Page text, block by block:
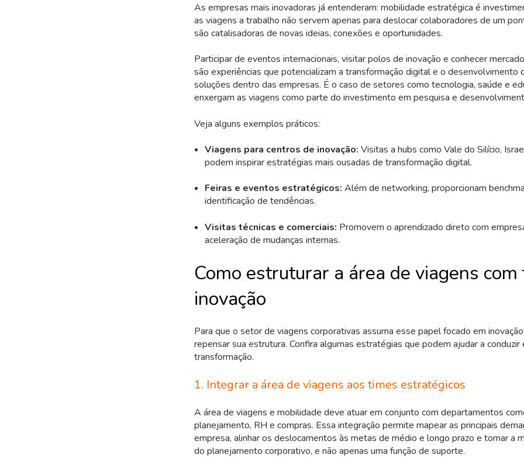
As empresas mais inovadoras já entenderam: mobilidade estratégica é
as viagens a trabalho não servem apenas para deslocar colaboradores de um
são catalisadoras de novas ideias, conexões e oportunidades.
Participar de eventos internacionais, visitar polos de inovação e conhecer
são experiências que potencializam a transformação digital e o desenvolvimento
soluções dentro das empresas. É o caso de setores como tecnologia, saúde e
enxergam as viagens como parte do investimento em pesquisa e
Veja alguns exemplos práticos:
Viagens para centros de inovação: Visitas a hubs como Vale do Silício,
podem inspirar estratégias mais ousadas de transformação digital.
Feiras e eventos estratégicos: Além de networking, proporcionam
identificação de tendências.
Visitas técnicas e comerciais: Promovem o aprendizado direto com
aceleração de mudanças internas.
Como estruturar a área de viagens com
inovação
Para que o setor de viagens corporativas assuma esse papel focado em
repensar sua estrutura. Confira algumas estratégias que podem ajudar a conduzir
transformação.
1. Integrar a área de viagens aos times estratégicos
A área de viagens e mobilidade deve atuar em conjunto com departamentos
planejamento, RH e compras. Essa integração permite mapear as principais
empresa, alinhar os deslocamentos às metas de médio e longo prazo e tornar a
do planejamento corporativo, e não apenas uma função de suporte.